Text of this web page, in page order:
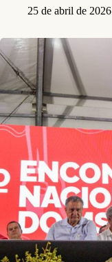
25 de abril de 2026